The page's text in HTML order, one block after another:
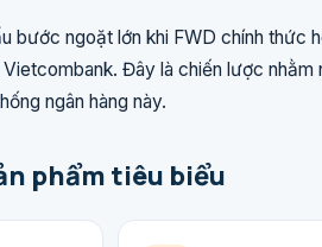
bước ngoặt lớn khi FWD chính thức
Đây là chiến lược
ngân hàng này.
phẩm tiêu biểu